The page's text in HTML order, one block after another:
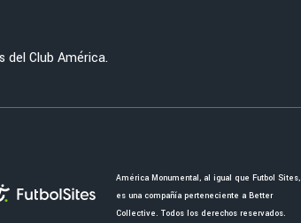
del Club América.
América Monumental, al igual que Futbol Sites,
es una compañía perteneciente a Better
Collective. Todos los derechos reservados.